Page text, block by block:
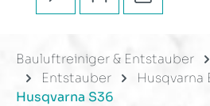
Bauluftreiniger & Entstauber
Entstauber
Husqvarna
Husqvarna S36